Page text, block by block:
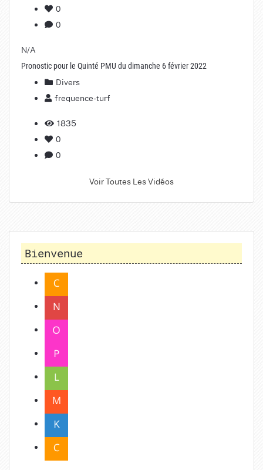
0
0
N/A
Pronostic pour le Quinté PMU du dimanche 6 février 2022
Divers
frequence-turf
1835
0
0
Voir Toutes Les Vidéos
Bienvenue